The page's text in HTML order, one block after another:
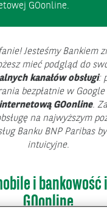
GOonline.
Jesteśmy Bankiem
mieć podgląd do
kanałów obsługi:
bezpłatnie w Google
GOonline.
na najwyższym
Banku BNP Paribas
intuicyjne.
i
GOonline